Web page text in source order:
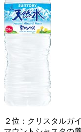
２位：クリスタルガ